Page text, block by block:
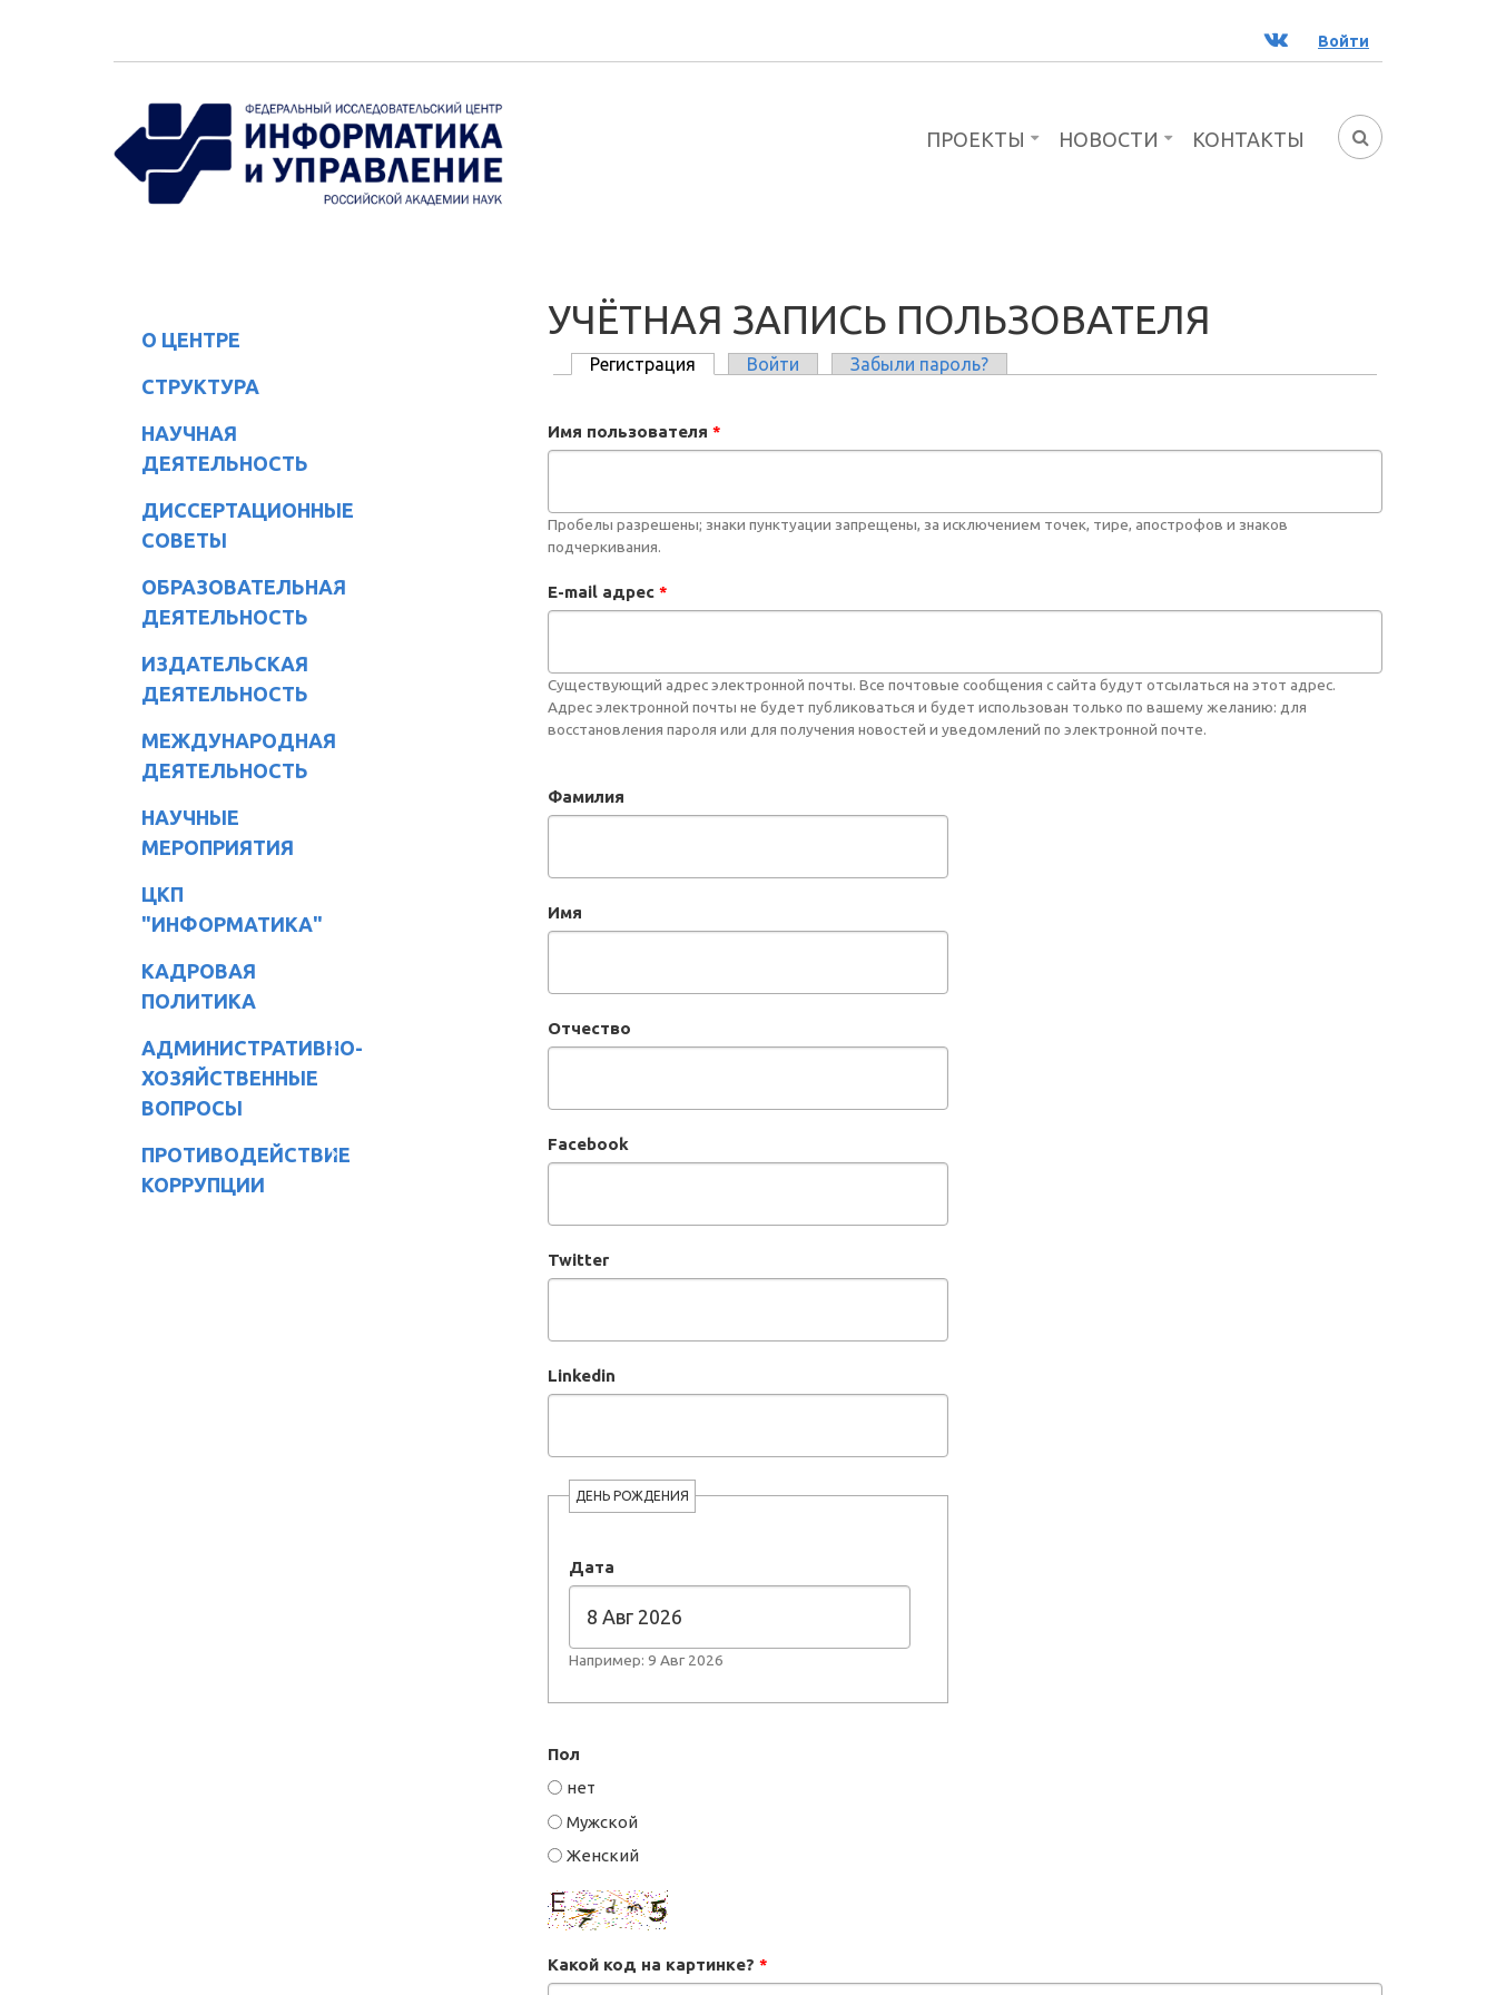
ВК Войти
ФОРМА
ПРОЕКТЫ НОВОСТИ КОНТАКТЫ
О ЦЕНТРЕ
СТРУКТУРА
НАУЧНАЯ
ДЕЯТЕЛЬНОСТЬ
ДИССЕРТАЦИОННЫЕ
СОВЕТЫ
ОБРАЗОВАТЕЛЬНАЯ
ДЕЯТЕЛЬНОСТЬ
ИЗДАТЕЛЬСКАЯ
ДЕЯТЕЛЬНОСТЬ
МЕЖДУНАРОДНАЯ
ДЕЯТЕЛЬНОСТЬ
НАУЧНЫЕ
МЕРОПРИЯТИЯ
ЦКП
"ИНФОРМАТИКА"
КАДРОВАЯ
ПОЛИТИКА
АДМИНИСТРАТИВНО-
ХОЗЯЙСТВЕННЫЕ
ВОПРОСЫ
ПРОТИВОДЕЙСТВИЕ
КОРРУПЦИИ
УЧЁТНАЯ ЗАПИСЬ ПОЛЬЗОВАТЕЛЯ
Регистрация (активная вкладка)
Войти Забыли пароль?
Имя пользователя *
Пробелы разрешены; знаки пунктуации запрещены, за исключением точек, тире, апострофов и знаков
подчеркивания.
E-mail адрес *
Существующий адрес электронной почты. Все почтовые сообщения с сайта будут отсылаться на этот адрес.
Адрес электронной почты не будет публиковаться и будет использован только по вашему желанию: для
восстановления пароля или для получения новостей и уведомлений по электронной почте.
Фамилия
Имя
Отчество
Facebook
Twitter
Linkedin
ДЕНЬ РОЖДЕНИЯ
Дата
Например: 9 Авг 2026
Пол
нет
Мужской
Женский
Какой код на картинке? *